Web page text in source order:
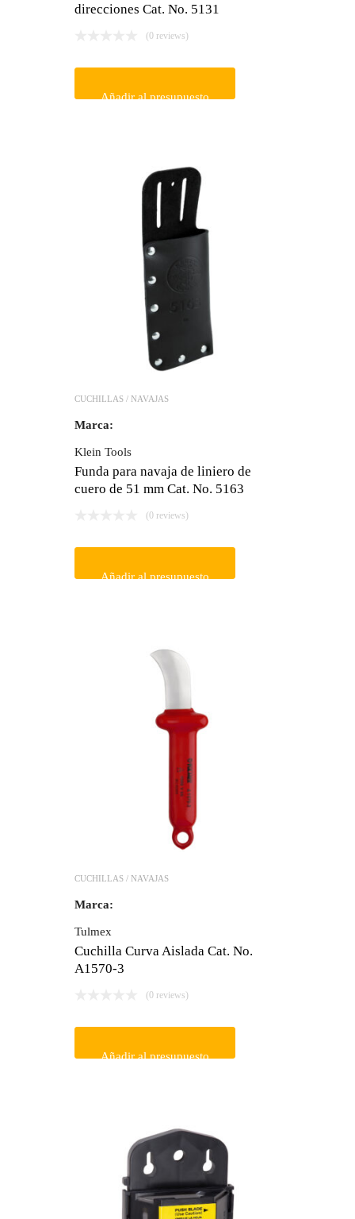
direcciones Cat. No. 5131
(0 reviews)
Añadir al presupuesto
CUCHILLAS / NAVAJAS
Marca:
Klein Tools
Funda para navaja de liniero de
cuero de 51 mm Cat. No. 5163
(0 reviews)
Añadir al presupuesto
CUCHILLAS / NAVAJAS
Marca:
Tulmex
Cuchilla Curva Aislada Cat. No.
A1570-3
(0 reviews)
Añadir al presupuesto